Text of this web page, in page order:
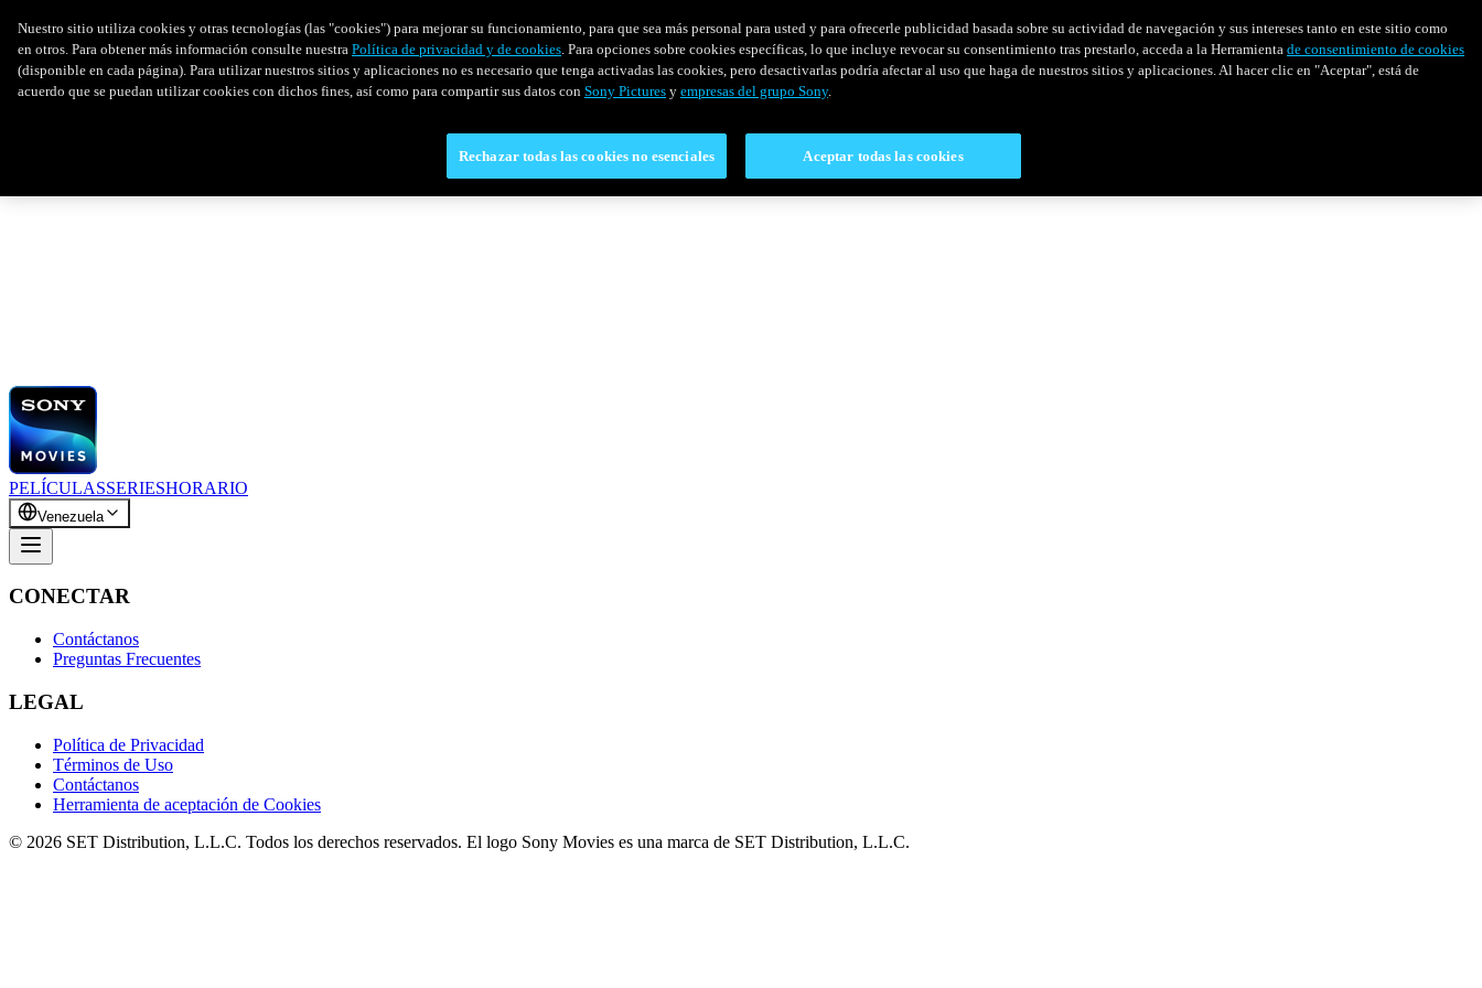
PELÍCULASSERIESHORARIO
Venezuela
CONECTAR
Contáctanos
Preguntas Frecuentes
LEGAL
Política de Privacidad
Términos de Uso
Contáctanos
Herramienta de aceptación de Cookies
© 2026 SET Distribution, L.L.C. Todos los derechos reservados. El logo Sony Movies es una marca de SET Distribution, L.L.C.
Nuestro sitio utiliza cookies y otras tecnologías (las "cookies") para mejorar su funcionamiento, para que sea más personal para usted y para ofrecerle publicidad basada sobre su actividad de navegación y sus intereses tanto en este sitio como
en otros. Para obtener más información consulte nuestra Política de privacidad y de cookies. Para opciones sobre cookies específicas, lo que incluye revocar su consentimiento tras prestarlo, acceda a la Herramienta de consentimiento de cookies
(disponible en cada página). Para utilizar nuestros sitios y aplicaciones no es necesario que tenga activadas las cookies, pero desactivarlas podría afectar al uso que haga de nuestros sitios y aplicaciones. Al hacer clic en "Aceptar", está de
acuerdo que se puedan utilizar cookies con dichos fines, así como para compartir sus datos con Sony Pictures y empresas del grupo Sony.
Rechazar todas las cookies no esenciales Aceptar todas las cookies